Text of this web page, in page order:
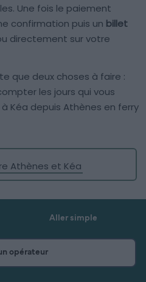
Une fois le paiement
confirmation puis un billet
directement sur votre
que deux choses à faire :
les jours qui vous
Kéa depuis Athènes en ferry
Athènes et Kéa